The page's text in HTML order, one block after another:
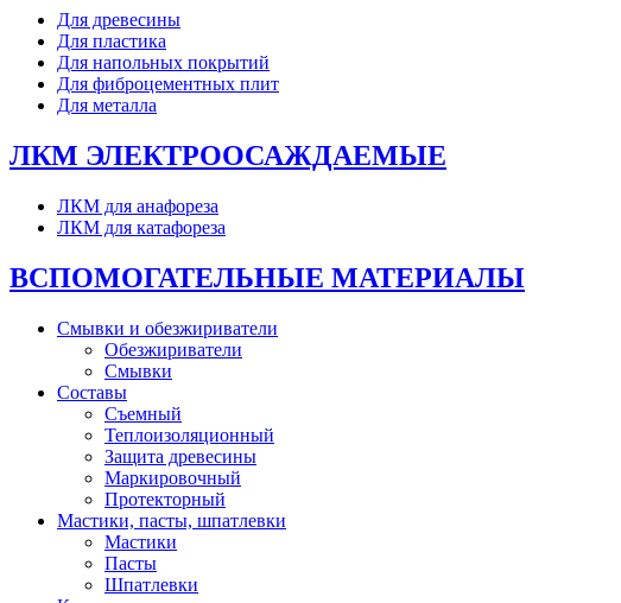
Для древесины
Для пластика
Для напольных покрытий
Для фиброцементных плит
Для металла
ЛКМ ЭЛЕКТРООСАЖДАЕМЫЕ
ЛКМ для анафореза
ЛКМ для катафореза
ВСПОМОГАТЕЛЬНЫЕ МАТЕРИАЛЫ
Смывки и обезжириватели
Обезжириватели
Смывки
Составы
Съемный
Теплоизоляционный
Защита древесины
Маркировочный
Протекторный
Мастики, пасты, шпатлевки
Мастики
Пасты
Шпатлевки